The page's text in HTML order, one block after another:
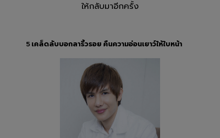
ให้กลับมาอีกครั้ง
5 เคล็ดลับบอกลาริ้วรอย คืนความอ่อนเยาว์ให้ใบหน้า